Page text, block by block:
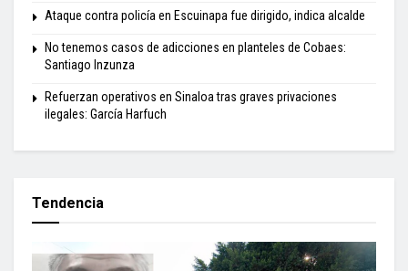
Ataque contra policía en Escuinapa fue dirigido, indica alcalde
No tenemos casos de adicciones en planteles de Cobaes:
Santiago Inzunza
Refuerzan operativos en Sinaloa tras graves privaciones
ilegales: García Harfuch
Tendencia